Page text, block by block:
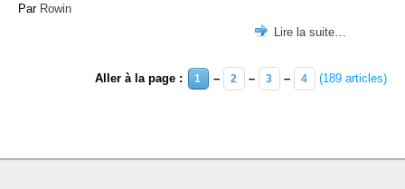
Par Rowin
Lire la suite…
Aller à la page : 1 – 2 – 3 – 4 (189 articles)